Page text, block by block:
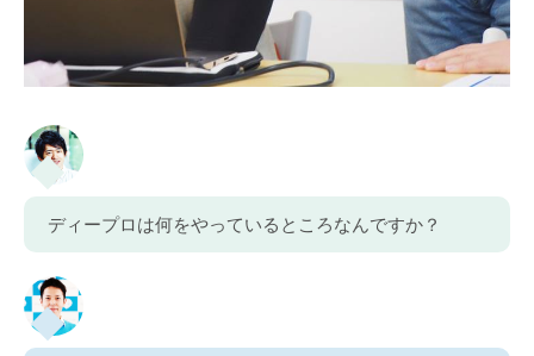
ディープロは何をやっているところなんですか？